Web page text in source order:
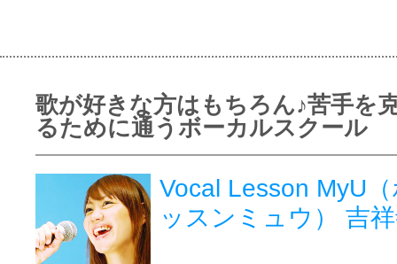
歌が好きな方はもちろん♪苦手を
るために通うボーカルスクール
Vocal Lesson MyU
ッスンミュウ） 吉